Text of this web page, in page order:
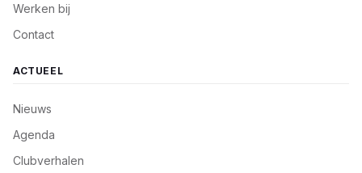
Werken bij
Contact
ACTUEEL
Nieuws
Agenda
Clubverhalen